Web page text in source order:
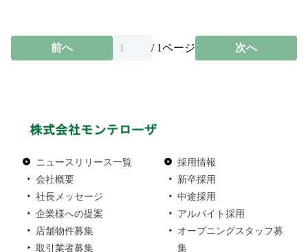
前へ / 1ページ 次へ
ニュースリリース一覧
会社概要
社長メッセージ
企業様への提案
店舗物件募集
取引業者募集
採用情報
新卒採用
中途採用
アルバイト採用
オープニングスタッフ募
集